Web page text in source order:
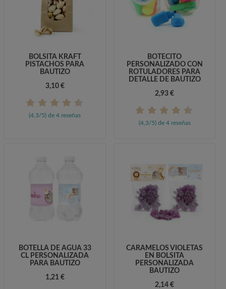
BOLSITA KRAFT
PISTACHOS PARA
BAUTIZO
3,10 €
(4,3/5) de 4 reseñas
BOTECITO
PERSONALIZADO CON
ROTULADORES PARA
DETALLE DE BAUTIZO
2,93 €
(4,3/5) de 4 reseñas
BOTELLA DE AGUA 33
CL PERSONALIZADA
PARA BAUTIZO
1,21 €
CARAMELOS VIOLETAS
EN BOLSITA
PERSONALIZADA
BAUTIZO
2,14 €